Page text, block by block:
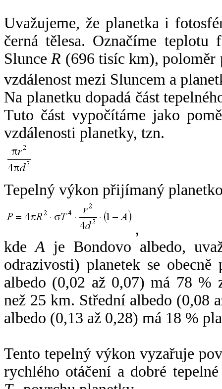
Uvažujeme, že planetka i
černá tělesa. Označíme
SlunceR (696 tisíc km),
vzdálenost mezi Sluncem a
Na planetku dopadá část
Tuto část vypočítáme jako
vzdálenosti planetky, tzn.
Tepelný výkon přijímaný
,
kdeA je Bondovo albedo,
odrazivosti) planetek se
albedo (0,02 až 0,07) má 78 %
než 25 km. Střední albedo (0,08
albedo (0,13 až 0,28) má 18 %
Tento tepelný výkon vyzařuje
rychlého otáčení a dobré